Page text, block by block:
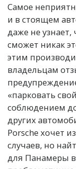
Самое
и в стоящем
даже не
сможет никак
этим
владельцам
«парковать
соблюдением
других
Porsche хочет
случаев, но
для Панамеры